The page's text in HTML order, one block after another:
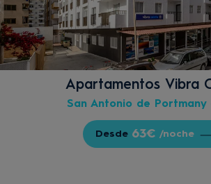
Apartamentos Vibra
San Antonio de Portmany
Desde 63€ /noche